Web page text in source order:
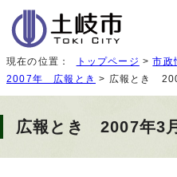
現在の位置： トップページ >市政
2007年 広報とき > 広報とき
広報とき 2007年3